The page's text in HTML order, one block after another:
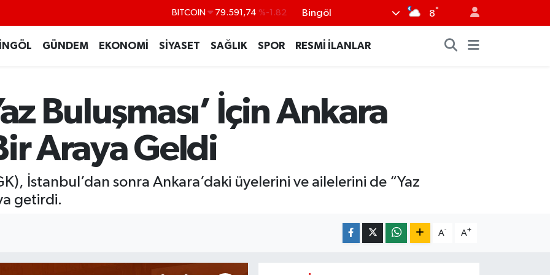
DOLAR 45,43620 %0.02
BİST100 14.598,00 %0
BITCOIN 79.591,74 %-1.82
Bingöl 8°
GÜNDEM EKONOMİ SİYASET SAĞLIK SPOR RESMİ İLANLAR
Buluşması’ İçin Ankara
Araya Geldi
İstanbul’dan sonra Ankara’daki üyelerini ve ailelerini de “Yaz
getirdi.
A- A+